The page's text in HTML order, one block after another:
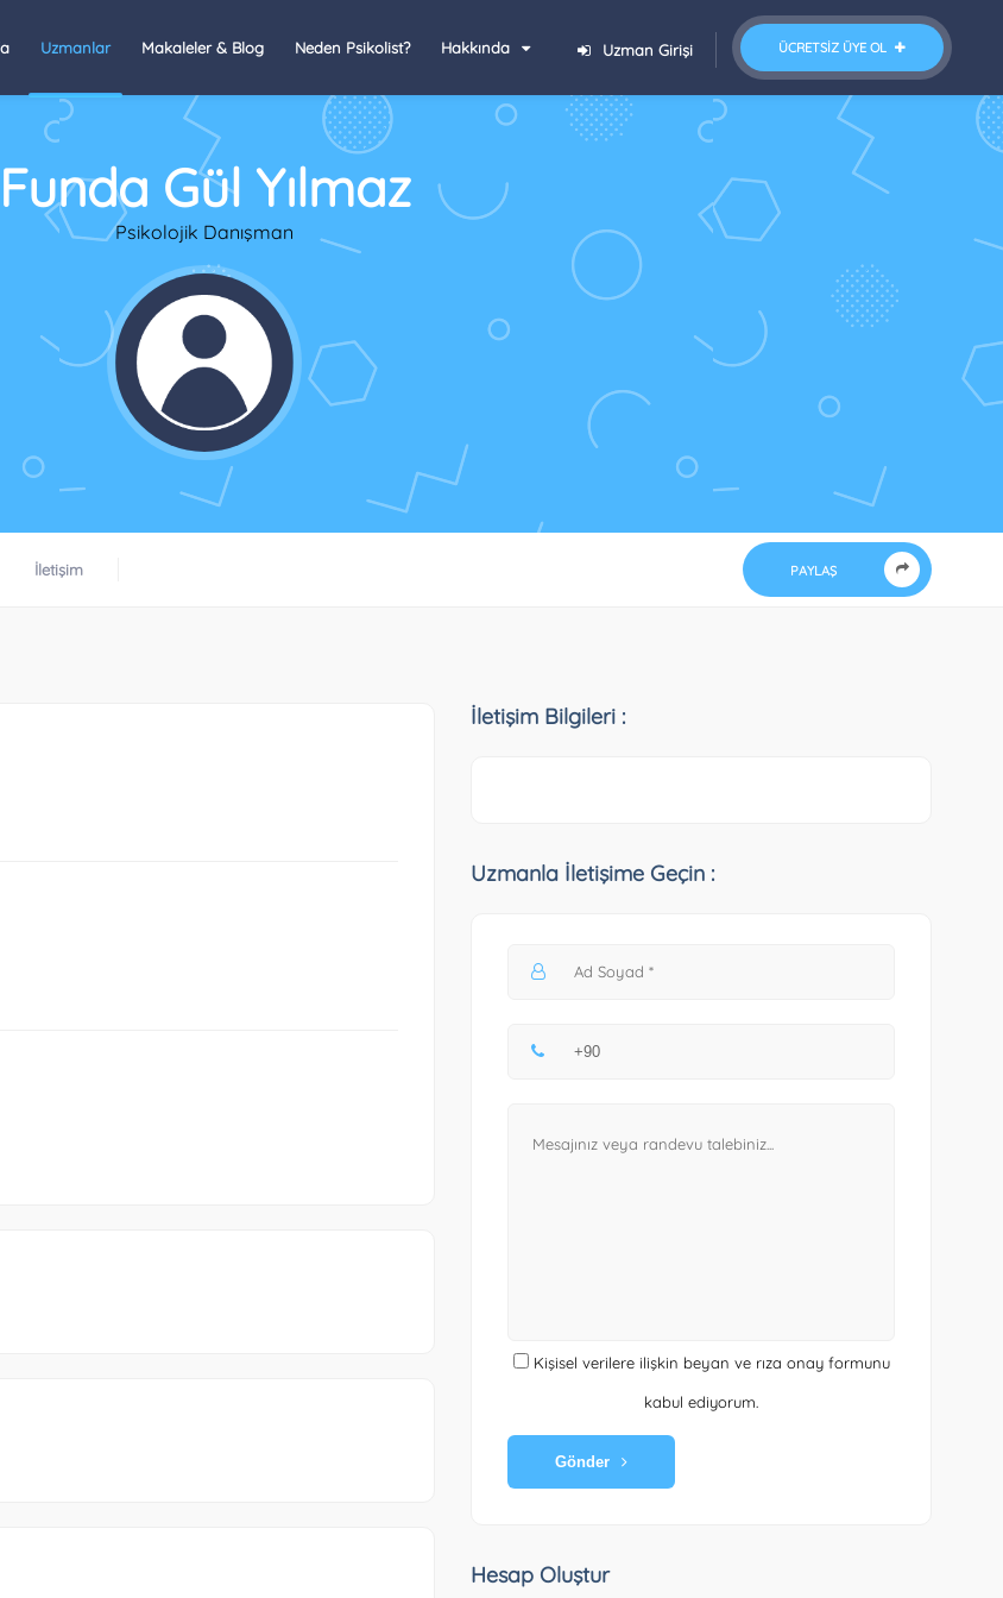
ÜCRETSIZ ÜYE OL
Uzman Girişi
Uzmanlar Makaleler & Blog Neden Psikolist? Hakkında
Funda Gül Yılmaz
Psikolojik Danışman
İletişim PAYLAŞ
İletişim Bilgileri :
Uzmanla İletişime Geçin :
Kişisel verilere ilişkin beyan ve rıza onay formunu
kabul ediyorum.
Gönder
Hesap Oluştur